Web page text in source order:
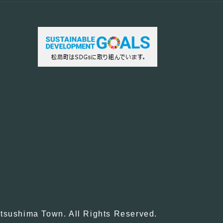
Town. All Rights Reserved.